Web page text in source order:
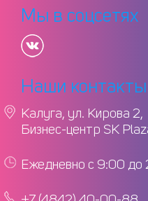
Тип строения
Мы в соцсетях
Наши контакты
Калуга, ул. Кирова 2,
Бизнес-центр SK
Ежедневно с 9:00 до